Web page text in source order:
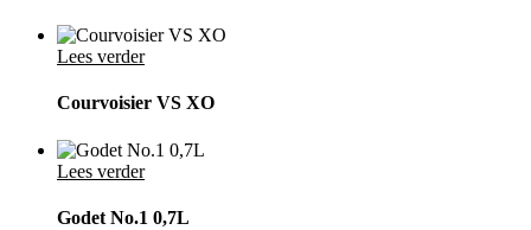
Lees verder
Courvoisier VS XO
Lees verder
Godet No.1 0,7L